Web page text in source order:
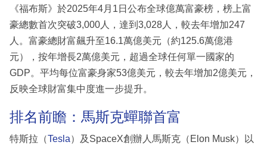
《福布斯》於2025年4月1日公布全球億萬富豪榜，榜上富
豪總數首次突破3,000人，達到3,028人，較去年增加247
人。富豪總財富飆升至16.1萬億美元（約125.6萬億港
元），按年增長2萬億美元，超過全球任何單一國家的
GDP。平均每位富豪身家53億美元，較去年增加2億美元，
反映全球財富集中度進一步提升。
排名前瞻：馬斯克蟬聯首富
特斯拉（Tesla）及SpaceX創辦人馬斯克（Elon Musk）以